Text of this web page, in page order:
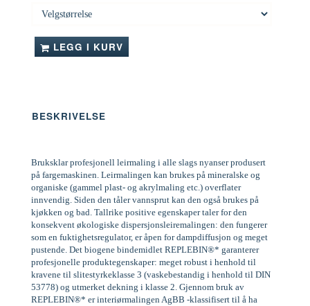
LEGG I KURV
BESKRIVELSE
Bruksklar profesjonell leirmaling i alle slags nyanser produsert
på fargemaskinen. Leirmalingen kan brukes på mineralske og
organiske (gammel plast- og akrylmaling etc.) overflater
innvendig. Siden den tåler vannsprut kan den også brukes på
kjøkken og bad. Tallrike positive egenskaper taler for den
konsekvent økologiske dispersjonsleiremalingen: den fungerer
som en fuktighetsregulator, er åpen for dampdiffusjon og meget
pustende. Det biogene bindemidlet REPLEBIN®* garanterer
profesjonelle produktegenskaper: meget robust i henhold til
kravene til slitestyrkeklasse 3 (vaskebestandig i henhold til DIN
53778) og utmerket dekning i klasse 2. Gjennom bruk av
REPLEBIN®* er interiørmalingen AgBB -klassifisert til å ha